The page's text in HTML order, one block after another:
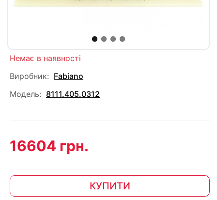
Немає в наявності
Виробник: Fabiano
Модель: 8111.405.0312
16604 грн.
КУПИТИ